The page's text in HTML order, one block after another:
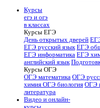
Курсы
егэ и огэ
в классах
Курсы ЕГЭ
День открытых дверей
ЕГЭ русский язык ЕГЭ
ЕГЭ информатика ЕГЭ
английский язык
Курсы ОГЭ
ОГЭ математика ОГЭ
химия ОГЭ биология ОГЭ
литература
Видео и онлайн-